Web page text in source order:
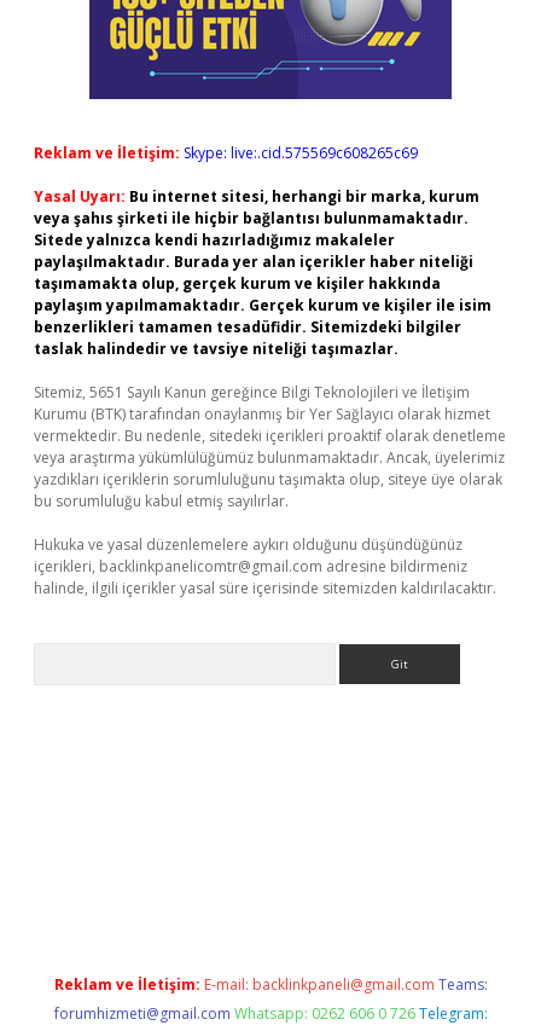
Reklam ve İletişim: Skype: live:.cid.575569c608265c69
Yasal Uyarı: Bu internet sitesi, herhangi bir marka, kurum
veya şahıs şirketi ile hiçbir bağlantısı bulunmamaktadır.
Sitede yalnızca kendi hazırladığımız makaleler
paylaşılmaktadır. Burada yer alan içerikler haber niteliği
taşımamakta olup, gerçek kurum ve kişiler hakkında
paylaşım yapılmamaktadır. Gerçek kurum ve kişiler ile isim
benzerlikleri tamamen tesadüfidir. Sitemizdeki bilgiler
taslak halindedir ve tavsiye niteliği taşımazlar.
Sitemiz, 5651 Sayılı Kanun gereğince Bilgi Teknolojileri ve İletişim
Kurumu (BTK) tarafından onaylanmış bir Yer Sağlayıcı olarak hizmet
vermektedir. Bu nedenle, sitedeki içerikleri proaktif olarak denetleme
veya araştırma yükümlülüğümüz bulunmamaktadır. Ancak, üyelerimiz
yazdıkları içeriklerin sorumluluğunu taşımakta olup, siteye üye olarak
bu sorumluluğu kabul etmiş sayılırlar.
Hukuka ve yasal düzenlemelere aykırı olduğunu düşündüğünüz
içerikleri, backlinkpanelicomtr@gmail.com adresine bildirmeniz
halinde, ilgili içerikler yasal süre içerisinde sitemizden kaldırılacaktır.
Reklam ve İletişim: E-mail: backlinkpaneli@gmail.com Teams:
forumhizmeti@gmail.com Whatsapp: 0262 606 0 726 Telegram: